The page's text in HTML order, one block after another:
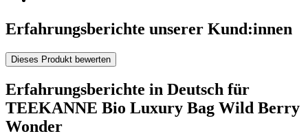
Erfahrungsberichte unserer Kund:innen
Dieses Produkt bewerten
Erfahrungsberichte in Deutsch für
TEEKANNE Bio Luxury Bag Wild Berry
Wonder